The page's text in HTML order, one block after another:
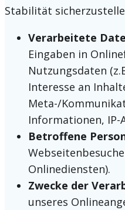
Stabilität
Verarbeitete
Eingaben in
Nutzungsdaten
Interesse an
Meta-/
Informationen, IP-
Betroffene
Onlinediensten).
Zwecke der
unseres